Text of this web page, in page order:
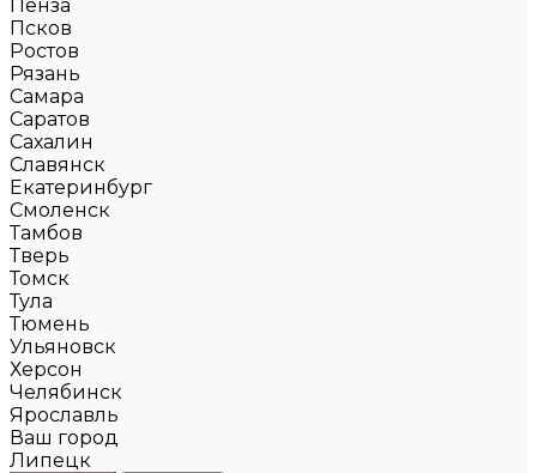
Пенза
Псков
Ростов
Рязань
Самара
Саратов
Сахалин
Славянск
Екатеринбург
Смоленск
Тамбов
Тверь
Томск
Тула
Тюмень
Ульяновск
Херсон
Челябинск
Ярославль
Ваш город
Липецк